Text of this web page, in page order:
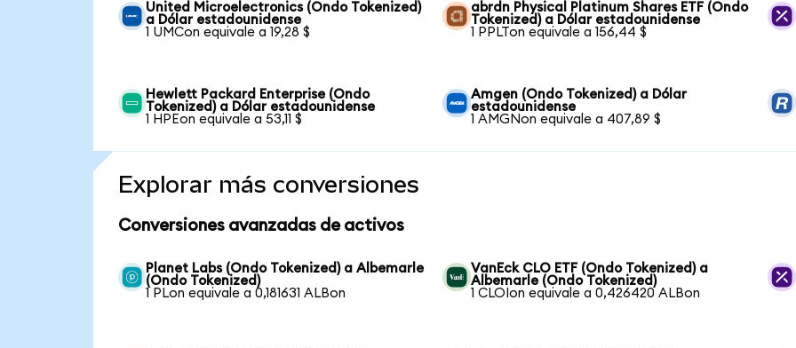
United Microelectronics (Ondo Tokenized)
a Dólar estadounidense
1 UMCon equivale a 19,28 $
abrdn Physical Platinum Shares ETF (Ondo
Tokenized) a Dólar estadounidense
1 PPLTon equivale a 156,44 $
Hewlett Packard Enterprise (Ondo
Tokenized) a Dólar estadounidense
1 HPEon equivale a 53,11 $
Amgen (Ondo Tokenized) a Dólar
estadounidense
1 AMGNon equivale a 407,89 $
Explorar más conversiones
Conversiones avanzadas de activos
Planet Labs (Ondo Tokenized) a Albemarle
(Ondo Tokenized)
1 PLon equivale a 0,181631 ALBon
VanEck CLO ETF (Ondo Tokenized) a
Albemarle (Ondo Tokenized)
1 CLOIon equivale a 0,426420 ALBon